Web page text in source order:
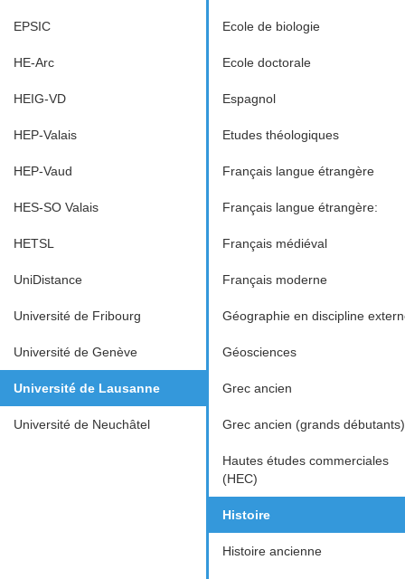
EPSIC
HE-Arc
HEIG-VD
HEP-Valais
HEP-Vaud
HES-SO Valais
HETSL
UniDistance
Université de Fribourg
Université de Genève
Université de Lausanne
Université de Neuchâtel
Ecole de biologie
Ecole doctorale
Espagnol
Etudes théologiques
Français langue étrangère
Français langue étrangère:
Français médiéval
Français moderne
Géographie en discipline
Géosciences
Grec ancien
Grec ancien (grands débutants)
Hautes études commerciales
(HEC)
Histoire
Histoire ancienne